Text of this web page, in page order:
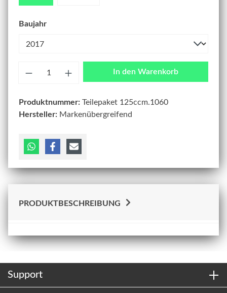
Baujahr
In den Warenkorb
Produktnummer: Teilepaket 125ccm.1060
Hersteller: Markenübergreifend
PRODUKTBESCHREIBUNG
Support